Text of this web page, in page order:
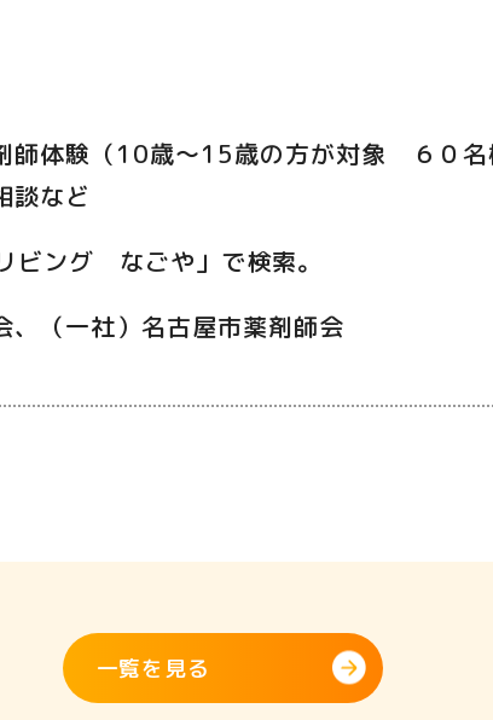
師体験（10歳～15歳の方が対象 ６０
談など
ビング なごや」で検索。
、（一社）名古屋市薬剤師会
一覧を見る